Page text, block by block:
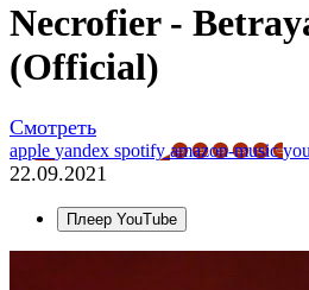
Necrofier -
(Official)
Смотреть
apple yandex spotifyamazon-music
22.09.2021
Плеер YouTube